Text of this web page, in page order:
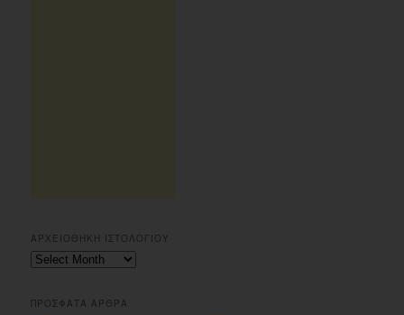
ΑΡΧΕΙΟΘΗΚΗ ΙΣΤΟΛΟΓΙΟΥ
Αρχειοθηκη
ΠΡΟΣΦΑΤΑ ΑΡΘΡΑ